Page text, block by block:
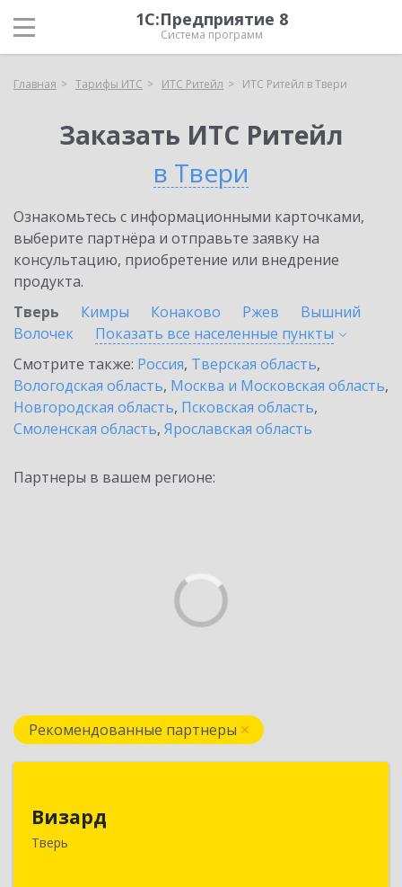
1С:Предприятие 8
Система программ
Главная Тарифы ИТС ИТС Ритейл ИТС Ритейл в Твери
Заказать ИТС Ритейл
в Твери
Ознакомьтесь с информационными карточками,
выберите партнёра и отправьте заявку на
консультацию, приобретение или внедрение
продукта.
Тверь
Кимры Конаково Ржев
Вышний
Волочек
Показать все населенные пункты
Смотрите также: Россия, Тверская область,
Вологодская область, Москва и Московская область,
Новгородская область, Псковская область,
Смоленская область, Ярославская область
Партнеры в вашем регионе:
Рекомендованные партнеры
Визард
Тверь
170006, Тверская обл, Тверь г, Учительская ул,